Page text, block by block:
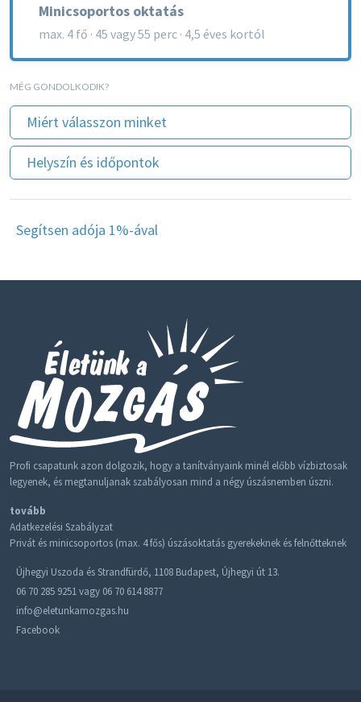
Minicsoportos oktatás
max. 4 fő · 45 vagy 55 perc · 4,5 éves kortól
MÉG GONDOLKODIK?
Miért válasszon minket
Helyszín és időpontok
Segítsen adója 1%-ával
Profi csapatunk azon dolgozik, hogy a tanítványaink minél előbb vízbiztosak
legyenek, és megtanuljanak szabályosan mind a négy úszásnemben úszni.
tovább
Adatkezelési Szabályzat
Privát és minicsoportos (max. 4 fős) úszásoktatás gyerekeknek és felnőtteknek
Újhegyi Uszoda és Strandfürdő, 1108 Budapest, Újhegyi út 13.
06 70 285 9251vagy 06 70 614 8877
info@eletunkamozgas.hu
Facebook